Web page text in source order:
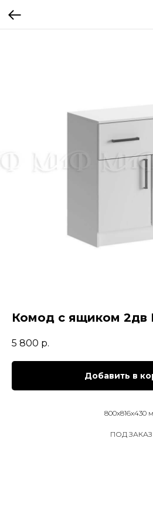
Комод с ящиком 2дв
5 800 р.
Добавить в
800х816х430
ПОД ЗАКАЗ